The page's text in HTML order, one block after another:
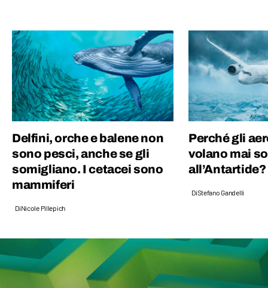
parlo di ciò che amo: natura, animali,
botanica e curiosità.
Delfini, orche e balene non
sono pesci, anche se gli
somigliano. I cetacei sono
mammiferi
DiNicole Pillepich
Perché gli
volano mai
all’Antartide?
DiStefano Gandelli